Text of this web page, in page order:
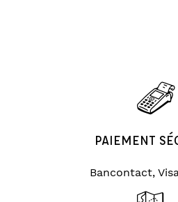
PAIEMENT
Bancontact,